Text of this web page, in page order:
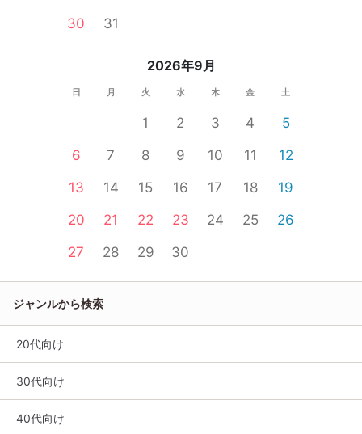
30
31
2026年9月
日 月 火 水 木 金 土
1 2 3 4
5
6
7 8 9 10 11
12
13
14 15 16 17 18
19
20
21 22 23 24 25
26
27
28 29 30
ジャンルから検索
20代向け
30代向け
40代向け